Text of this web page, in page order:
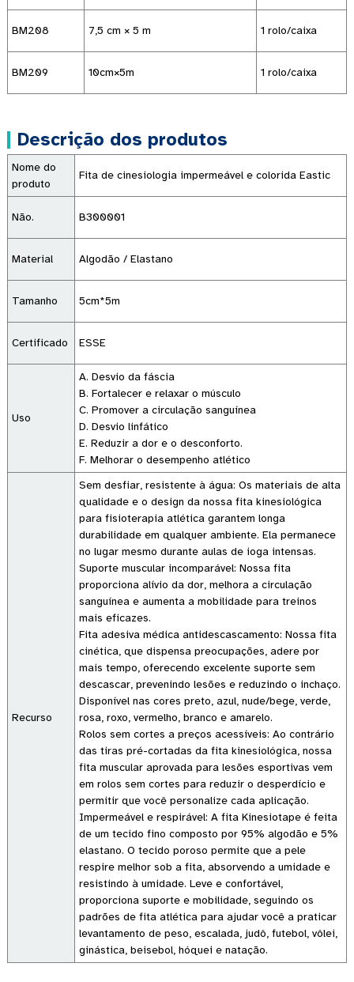
BM208 7,5 cm × 5 m 1 rolo/caixa
BM209 10cm×5m 1 rolo/caixa
Descrição dos produtos
Nome do
produto
Fita de cinesiologia impermeável e colorida Eastic
Não. B300001
Material Algodão / Elastano
Tamanho 5cm*5m
Certificado ESSE
Uso
A. Desvio da fáscia
B. Fortalecer e relaxar o músculo
C. Promover a circulação sanguínea
D. Desvio linfático
E. Reduzir a dor e o desconforto.
F. Melhorar o desempenho atlético
Recurso
Sem desfiar, resistente à água: Os materiais de alta
qualidade e o design da nossa fita kinesiológica
para fisioterapia atlética garantem longa
durabilidade em qualquer ambiente. Ela permanece
no lugar mesmo durante aulas de ioga intensas.
Suporte muscular incomparável: Nossa fita
proporciona alívio da dor, melhora a circulação
sanguínea e aumenta a mobilidade para treinos
mais eficazes.
Fita adesiva médica antidescascamento: Nossa fita
cinética, que dispensa preocupações, adere por
mais tempo, oferecendo excelente suporte sem
descascar, prevenindo lesões e reduzindo o inchaço.
Disponível nas cores preto, azul, nude/bege, verde,
rosa, roxo, vermelho, branco e amarelo.
Rolos sem cortes a preços acessíveis: Ao contrário
das tiras pré-cortadas da fita kinesiológica, nossa
fita muscular aprovada para lesões esportivas vem
em rolos sem cortes para reduzir o desperdício e
permitir que você personalize cada aplicação.
Impermeável e respirável: A fita Kinesiotape é feita
de um tecido fino composto por 95% algodão e 5%
elastano. O tecido poroso permite que a pele
respire melhor sob a fita, absorvendo a umidade e
resistindo à umidade. Leve e confortável,
proporciona suporte e mobilidade, seguindo os
padrões de fita atlética para ajudar você a praticar
levantamento de peso, escalada, judô, futebol, vôlei,
ginástica, beisebol, hóquei e natação.